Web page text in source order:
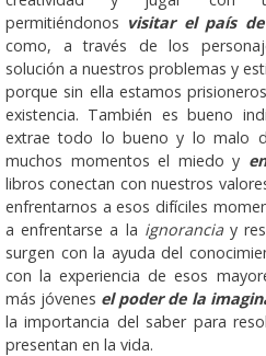
permitiéndonos visitar el país
como, a través de los
solución a nuestros problemas y
porque sin ella estamos
existencia. También es bueno
extrae todo lo bueno y lo malo
muchos momentos el miedo y
libros conectan con nuestros
enfrentarnos a esos difíciles
a enfrentarse a la ignoranciay
surgen con la ayuda del
con la experiencia de esos
más jóvenes el poder de la
la importancia del saber para
presentan en la vida.